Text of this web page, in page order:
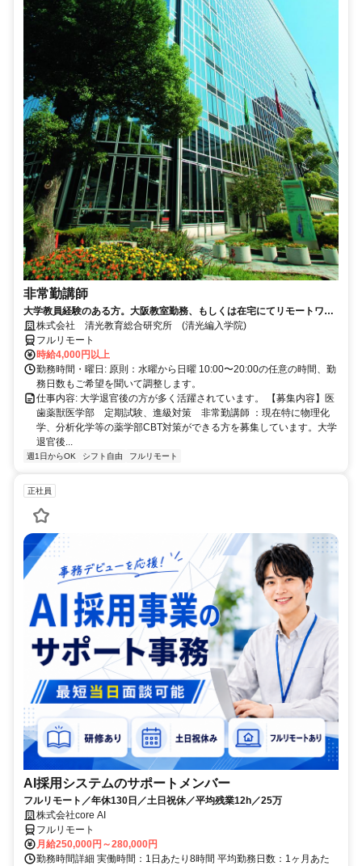
非常勤講師
大学教員経験のある方。大阪教室勤務、もしくは在宅にてリモートワー
ク可能。退官した先生が活躍中。
株式会社 清光教育総合研究所 (清光編入学院)
フルリモート
時給4,000円以上
勤務時間・曜日: 原則：水曜から日曜 10:00〜20:00の任意の時間、勤
務日数もご希望を聞いて調整します。
仕事内容: 大学退官後の方が多く活躍されています。 【募集内容】医
歯薬獣医学部 定期試験、進級対策 非常勤講師 ：現在特に物理化
学、分析化学等の薬学部CBT対策ができる方を募集しています。大学
退官後...
週1日からOK シフト自由 フルリモート
正社員
AI採用システムのサポートメンバー
フルリモート／年休130日／土日祝休／平均残業12h／25万
株式会社core AI
フルリモート
月給250,000円～280,000円
勤務時間詳細 実働時間：1日あたり8時間 平均勤務日数：1ヶ月あた